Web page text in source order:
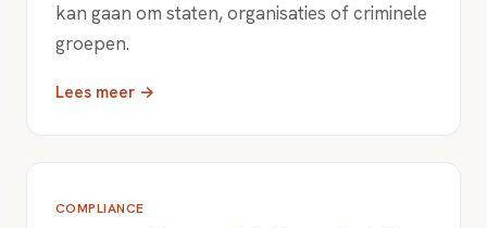
kan gaan om staten, organisaties of criminele
groepen.
Lees meer →
COMPLIANCE